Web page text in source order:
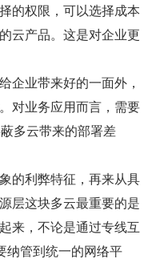
的权限，可以选择成本
云产品。这是对企业更
企业带来好的一面外，
对业务应用而言，需要
多云带来的部署差
的利弊特征，再来从具
层这块多云最重要的是
来，不论是通过专线互
纳管到统一的网络平